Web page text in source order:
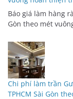
Báo giá làm hàng
Gòn theo mét
Chi phí làm trần
TPHCM Sài Gòn